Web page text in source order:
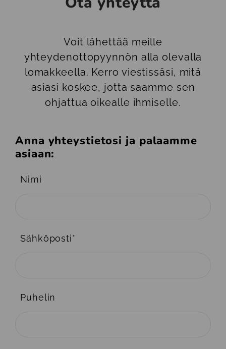
Voit lähettää meille
yhteydenottopyynnön alla olevalla
lomakkeella. Kerro viestissäsi, mitä
asiasi koskee, jotta saamme sen
ohjattua oikealle ihmiselle.
Anna yhteystietosi ja palaamme
asiaan:
Nimi
Sähköposti*
Puhelin